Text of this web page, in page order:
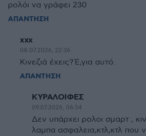
ρολόι να γράφει 230
ΑΠΑΝΤΗΣΗ
χχχ
08.07.2026, 22:36
Κινεζιά έχεις?Έ,για αυτό.
ΑΠΑΝΤΗΣΗ
ΚΥΡΑΛΟΙΦΕΣ
09.07.2026, 06:54
Δεν υπάρχει ρολοι σμαρτ ,
λαμπα ασφαλεια,κτλ,κτλ που